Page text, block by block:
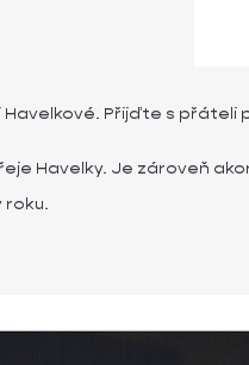
Přijďte s
Havelky. Je zároveň
roku.